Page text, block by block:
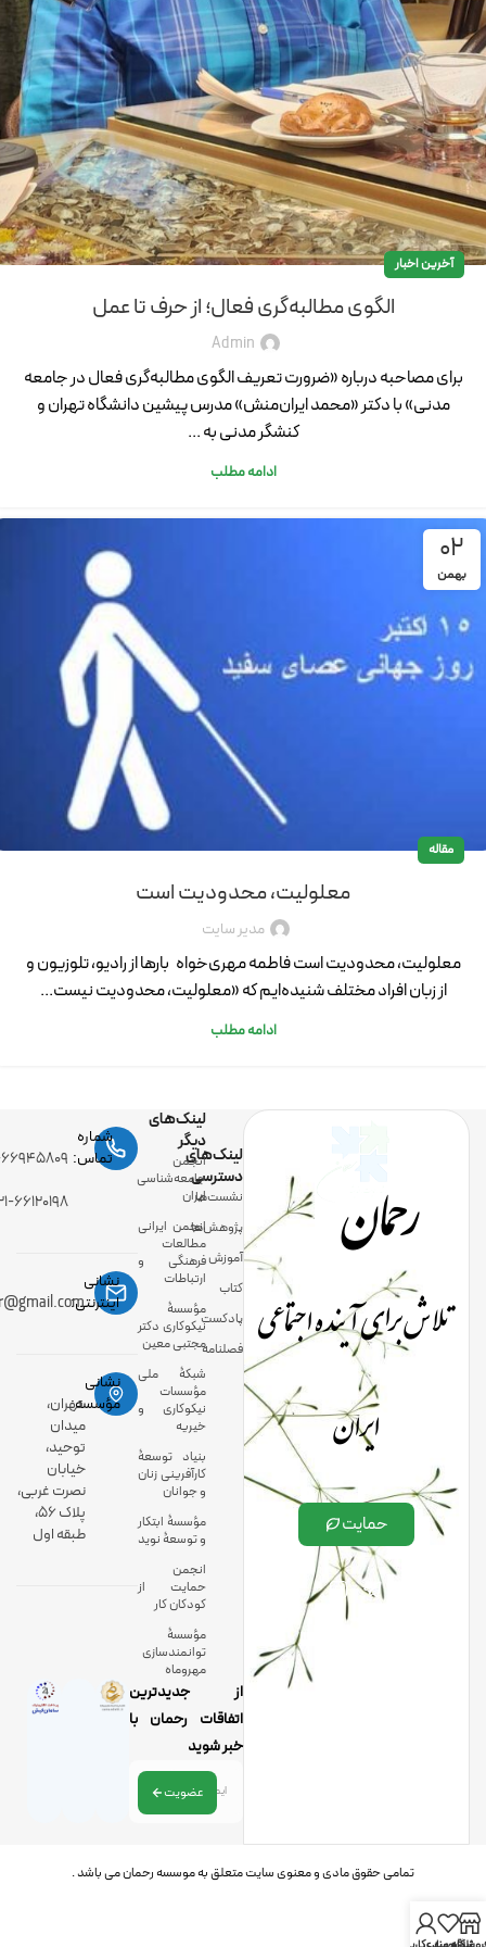
آخرین اخبار
الگوی مطالبه‌گری فعال؛ از حرف تا عمل
Admin
برای مصاحبه درباره «ضرورت تعریف الگوی مطالبه‌گری فعال در جامعه
مدنی» با دکتر «محمد ایران‌منش» مدرس پیشین دانشگاه تهران و
كنشگر مدنی به ...
ادامه مطلب
02
بهمن
مقاله
معلولیت، محدودیت است
مدیر سایت
معلولیت، محدودیت است فاطمه مهری‌خواه بار‌ها از رادیو، تلوزیون و
از زبان افراد مختلف شنیده‌ایم که «معلولیت، محدودیت نیست...
ادامه مطلب
رحمان
تلاش برای آینده اجتماعی
ایران
حمایت
لینک‌های
دسترسی
نشست‌ها
پژوهش‌ها
آموزش
کتاب
پادکست
فصلنامه
لینک‌های
دیگر
انجمن
جامعه‌شناسی
ایران
انجمن ایرانی
مطالعات
فرهنگی و
ارتباطات
مؤسسۀ
نیکوکاری دکتر
مجتبی معین
شبکۀ ملی
مؤسسات
نیکوکاری و
خیریه
بنیاد توسعۀ
کارآفرینی زنان
و جوانان
مؤسسۀ ابتکار
و توسعۀ نوید
انجمن
حمایت از
کودکان کار
مؤسسۀ
توانمندسازی
مهروماه
شماره
تماس: ۰۲۱-
۰۲۱-
نشانی
اینترنتی:
نشانی
مؤسسه:تهران،
میدان
توحید،
خیابان
نصرت غربی،
پلاک 56،
طبقه اول
از جدیدترین
اتفاقات رحمان با
خبر شوید
عضویت
تمامی حقوق مادی و معنوی سایت متعلق به موسسه رحمان می باشد .